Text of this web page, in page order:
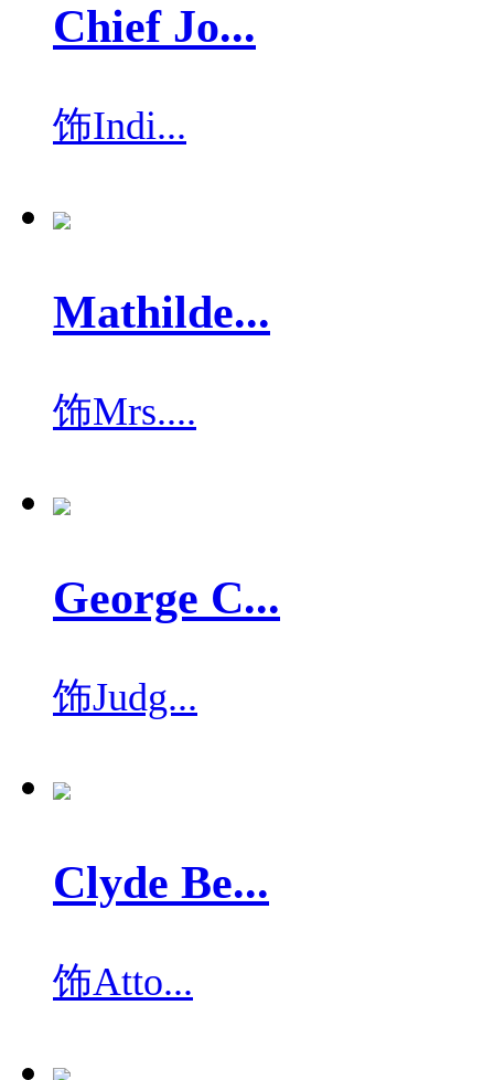
Chief Jo...
饰Indi...
Mathilde...
饰Mrs....
George C...
饰Judg...
Clyde Be...
饰Atto...